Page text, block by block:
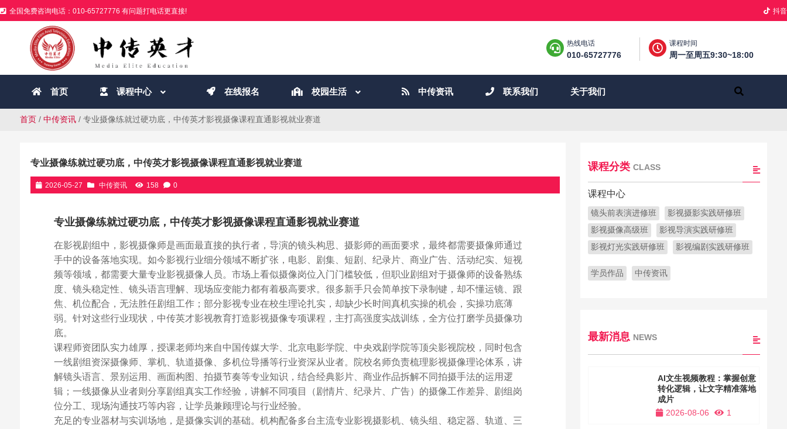
全国免费咨询电话：010-65727776 有问题打电话更直接! 抖音
热线电话
010-65727776
课程时间
周一至周五9:30~18:00
首页 课程中心 在线报名 校园生活 中传资讯 联系我们 关于我们
首页/ 中传资讯/ 专业摄像练就过硬功底，中传英才影视摄像课程直通影视就业赛道
专业摄像练就过硬功底，中传英才影视摄像课程直通影视就业赛道
2026-05-27 中传资讯 158 0
专业摄像练就过硬功底，中传英才影视摄像课程直通影视就业赛道
在影视剧组中，影视摄像师是画面最直接的执行者，导演的镜头构思、摄影师的画面要求，最终都需要摄像师通过
手中的设备落地实现。如今影视行业细分领域不断扩张，电影、剧集、短剧、纪录片、商业广告、活动纪实、短视
频等领域，都需要大量专业影视摄像人员。市场上看似摄像岗位入门门槛较低，但职业剧组对于摄像师的设备熟练
度、镜头稳定性、镜头语言理解、现场应变能力都有着极高要求。很多新手只会简单按下录制键，却不懂运镜、跟
焦、机位配合，无法胜任剧组工作；部分影视专业在校生理论扎实，却缺少长时间真机实操的机会，实操功底薄
弱。针对这些行业现状，中传英才影视教育打造影视摄像专项课程，主打高强度实战训练，全方位打磨学员摄像功
底。
课程师资团队实力雄厚，授课老师均来自中国传媒大学、北京电影学院、中央戏剧学院等顶尖影视院校，同时包含
一线剧组资深摄像师、掌机、轨道摄像、多机位导播等行业资深从业者。院校名师负责梳理影视摄像理论体系，讲
解镜头语言、景别运用、画面构图、拍摄节奏等专业知识，结合经典影片、商业作品拆解不同拍摄手法的运用逻
辑；一线摄像从业者则分享剧组真实工作经验，讲解不同项目（剧情片、纪录片、广告）的摄像工作差异、剧组岗
位分工、现场沟通技巧等内容，让学员兼顾理论与行业经验。
充足的专业器材与实训场地，是摄像实训的基础。机构配备多台主流专业影视摄影机、镜头组、稳定器、轨道、三
课程分类 CLASS
课程中心
镜头前表演进修班
影视摄影实践研修班
影视摄像高级班
影视导演实践研修班
影视灯光实践研修班
影视编剧实践研修班
学员作品 中传资讯
最新消息 NEWS
AI文生视频教程：掌握创意
转化逻辑，让文字精准落地
成片
2026-08-06
1